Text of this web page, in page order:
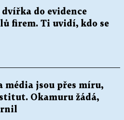
do evidence
firem. Ti uvidí, kdo se
média jsou přes míru,
Okamuru žádá,